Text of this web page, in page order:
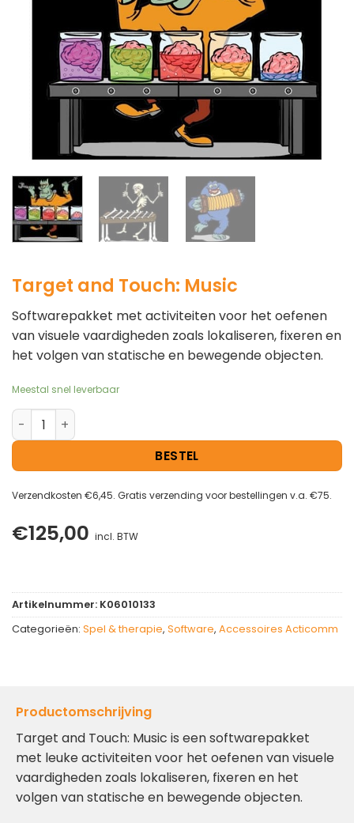
Target and Touch: Music
Softwarepakket met activiteiten voor het oefenen
van visuele vaardigheden zoals lokaliseren, fixeren en
het volgen van statische en bewegende objecten.
Meestal snel leverbaar
Target and Touch: Music aantal
BESTEL
Verzendkosten €6,45. Gratis verzending voor bestellingen v.a. €75.
€125,00 incl. BTW
Artikelnummer: K06010133
Categorieën: Spel & therapie, Software, Accessoires Acticomm
Productomschrijving
Target and Touch: Music is een softwarepakket
met leuke activiteiten voor het oefenen van visuele
vaardigheden zoals lokaliseren, fixeren en het
volgen van statische en bewegende objecten.